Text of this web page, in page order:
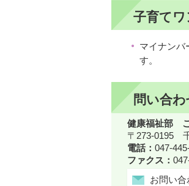
子育て
マイナンバ
す。
問い合わ
健康福祉部
〒273-0195
電話： 047-
ファクス：
お問い